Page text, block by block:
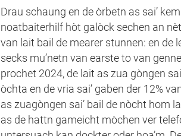
Drau schaung en de òrbetn as sai’
noatbaiterhilf hòt galòck sechen an
van lait bail de mearer stunnen: en de
secks mu’netn van earste to van
prochet 2024, de lait as zua gòngen
òchta en de vria sai’ gaben der 12%
as zuagòngen sai’ bail de nòcht hom
as de hattn gameicht mòchen ver